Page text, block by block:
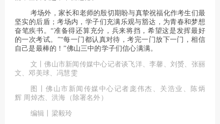
考场外，家长和老师的殷切期盼与真挚祝福化作考生们最
坚实的后盾；考场内，学子们充满乐观与豁达，为青春和梦想
奋笔疾书。“准备得还算充分，兵来将挡，希望这是发挥最好
的一次考试。”“每一门都认真对待，考完一门放下一门，相信
自己是最棒的！”佛山三中的学子们信心满满。
文丨佛山市新闻传媒中心记者谈飞洋、李馨、刘赟、张丽
文、邓美球、冯慧雯
图丨佛山市新闻传媒中心记者庞伟杰、关浩业、陈炳
辉 周焯杰、洪海（除署名外）
编辑丨梁毅玲